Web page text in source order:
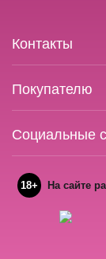
Контакты
Покупателю
Социальные
18+ На сайте